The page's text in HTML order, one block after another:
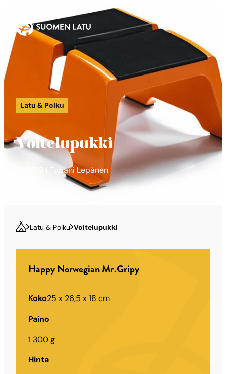
suoraan
sisältöön
Latu & Polku
Voitelupukki
1.3.2019 | Tapani Lepänen
Latu & Polku Voitelupukki
Happy Norwegian Mr.Gripy
Koko25 x 26,5 x 18 cm
Paino
1 300 g
Hinta